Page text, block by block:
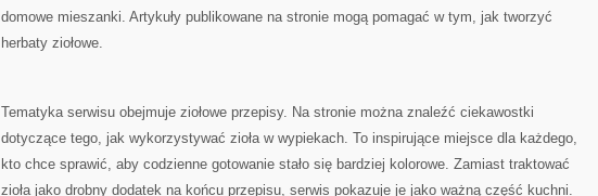
domowe mieszanki. Artykuły publikowane na stronie mogą pomagać w tym, jak tworzyć
herbaty ziołowe.
Tematyka serwisu obejmuje ziołowe przepisy. Na stronie można znaleźć ciekawostki
dotyczące tego, jak wykorzystywać zioła w wypiekach. To inspirujące miejsce dla każdego,
kto chce sprawić, aby codzienne gotowanie stało się bardziej kolorowe. Zamiast traktować
zioła jako drobny dodatek na końcu przepisu, serwis pokazuje je jako ważną część kuchni.